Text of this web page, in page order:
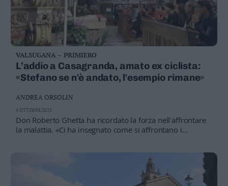
VALSUGANA – PRIMIERO
L’addio a Casagranda, amato ex ciclista:
«Stefano se n'è andato, l'esempio rimane»
Don Roberto Ghetta ha ricordato la forza nell'affrontare
la malattia. «Ci ha insegnato come si affrontano i
idee per sostenere lo sport come mezzo di costruzione di
ANDREA ORSOLIN
4 OTTOBRE 2025